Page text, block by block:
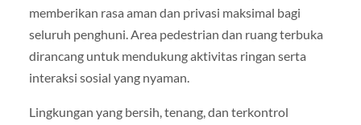
memberikan rasa aman dan privasi maksimal bagi
seluruh penghuni. Area pedestrian dan ruang terbuka
dirancang untuk mendukung aktivitas ringan serta
interaksi sosial yang nyaman.
Lingkungan yang bersih, tenang, dan terkontrol